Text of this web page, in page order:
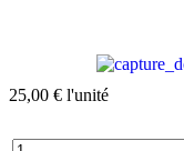
25,00 € l'unité